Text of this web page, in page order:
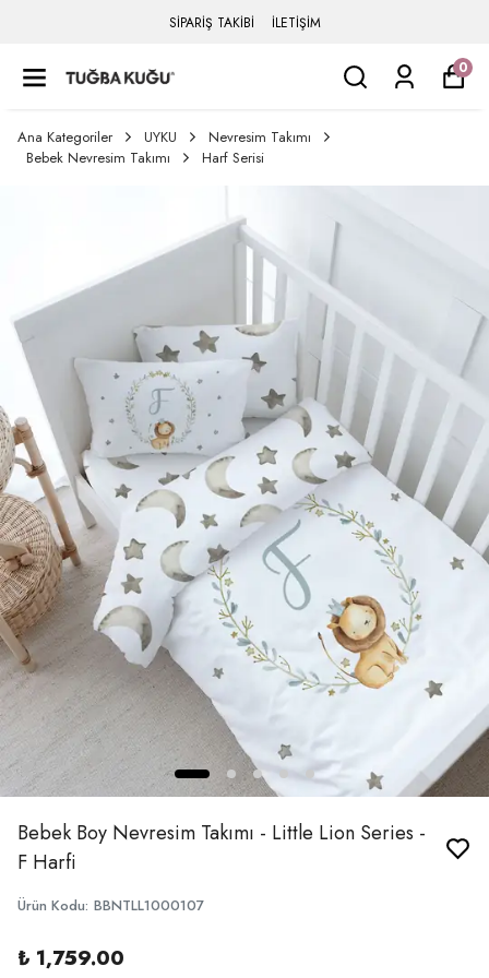
SİPARİŞ TAKİBİ İLETİŞİM
0
Ana Kategoriler UYKU
Nevresim Takımı
Bebek Nevresim Takımı
Harf Serisi
Bebek Boy Nevresim Takımı - Little Lion Series -
F Harfi
Ürün Kodu: BBNTLL1000107
₺ 1,759.00